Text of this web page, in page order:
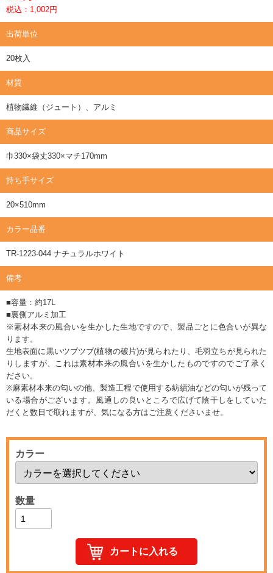
税込：1,002円
出荷単位
20枚入
材質
植物繊維（ジュート）、アルミ
商品サイズ
巾330×袋丈330×マチ170mm
持ち手サイズ
20×510mm
カラー品番
TR-1223-044 ナチュラルホワイト
備考
■容量：約17L
■裏側アルミ加工
※素材本来の風合いを生かした生地ですので、製品ごとに色合いが異な
ります。
生地表面に黒いツブツブ(植物の破片)が見られたり、毛羽立ちが見られた
りしますが、これは素材本来の風合いを生かしたものですのでご了承く
ださい。
※麻素材本来の匂いの他、製造工程で使用する紡績油などの匂いが残って
いる場合がございます。風通しの良いところで広げて陰干しをしていた
だくと数日で取れますが、気になる方はご注意くださいませ。
カラー
数量